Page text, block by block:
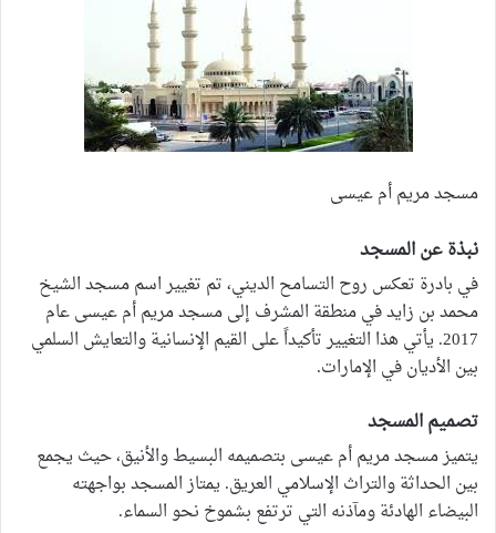
مسجد مريم أم عيسى
نبذة عن المسجد
في بادرة تعكس روح التسامح الديني، تم تغيير اسم مسجد الشيخ
محمد بن زايد في منطقة المشرف إلى مسجد مريم أم عيسى عام
2017. يأتي هذا التغيير تأكيداً على القيم الإنسانية والتعايش السلمي
بين الأديان في الإمارات.
تصميم المسجد
يتميز مسجد مريم أم عيسى بتصميمه البسيط والأنيق، حيث يجمع
بين الحداثة والتراث الإسلامي العريق. يمتاز المسجد بواجهته
البيضاء الهادئة ومآذنه التي ترتفع بشموخ نحو السماء.